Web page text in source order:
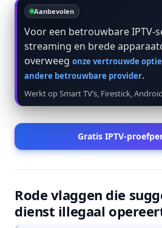
Aanbevolen
Voor een betrouwbare IPTV-
streaming en brede
overweeg onze vertrouwde optie
andere betrouwbare provider.
Werkt op Smart TV’s, Firestick,
Gratis IPTV-
Rode vlaggen die
dienst illegaal